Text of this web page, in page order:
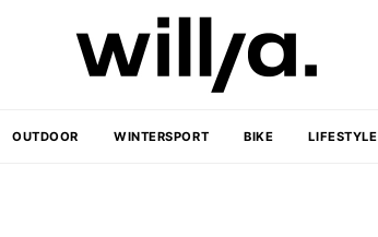
OUTDOOR WINTERSPORT BIKE LIFESTYLE